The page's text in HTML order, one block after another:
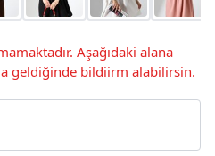
Aşağıdaki alana
geldiğinde bildiirm alabilirsin.